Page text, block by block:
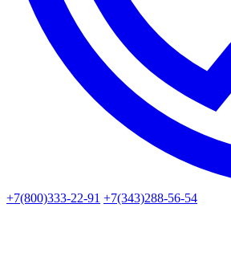
+7(800)333-22-91 +7(343)288-56-54